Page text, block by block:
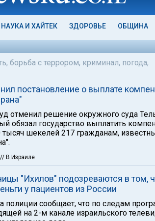
НАУКА И ХАЙТЕК ЗДОРОВЬЕ ОБЩИНА
борьба с террором, криминал, погода,
постановление о выплате
отменил решение окружного суда
обязал государство выплатить
тысяч шекелей 217 гражданам,
// В Израиле
"Ихилов" подозреваются в том,
у пациентов из России
полиции сообщает, что по следам
на 2-м канале израильского